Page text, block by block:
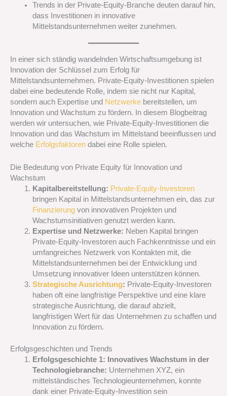
Trends in der Private-Equity-Branche deuten darauf hin,
dass Investitionen in innovative
Mittelstandsunternehmen weiter zunehmen.
In einer sich ständig wandelnden Wirtschaftsumgebung ist
Innovation der Schlüssel zum Erfolg für
Mittelstandsunternehmen. Private-Equity-Investitionen spielen
dabei eine bedeutende Rolle, indem sie nicht nur Kapital,
sondern auch Expertise und Netzwerke bereitstellen, um
Innovation und Wachstum zu fördern. In diesem Blogbeitrag
werden wir untersuchen, wie Private-Equity-Investitionen die
Innovation und das Wachstum im Mittelstand beeinflussen und
welche Erfolgsfaktoren dabei eine Rolle spielen.
Die Bedeutung von Private Equity für Innovation und
Wachstum
Kapitalbereitstellung: Private-Equity-Investoren
bringen Kapital in Mittelstandsunternehmen ein, das zur
Finanzierungvon innovativen Projekten und
Wachstumsinitiativen genutzt werden kann.
Expertise und Netzwerke: Neben Kapital bringen
Private-Equity-Investoren auch Fachkenntnisse und ein
umfangreiches Netzwerk von Kontakten mit, die
Mittelstandsunternehmen bei der Entwicklung und
Umsetzung innovativer Ideen unterstützen können.
Strategische Ausrichtung: Private-Equity-Investoren
haben oft eine langfristige Perspektive und eine klare
strategische Ausrichtung, die darauf abzielt,
langfristigen Wert für das Unternehmen zu schaffen und
Innovation zu fördern.
Erfolgsgeschichten und Trends
Erfolgsgeschichte 1: Innovatives Wachstum in der
Technologiebranche: Unternehmen XYZ, ein
mittelständisches Technologieunternehmen, konnte
dank einer Private-Equity-Investition sein